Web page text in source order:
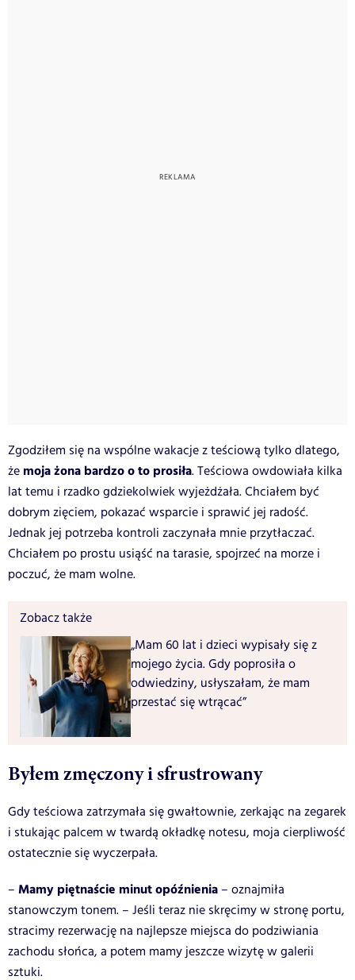
Zgodziłem się na wspólne wakacje z teściową tylko dlatego,
że moja żona bardzo o to prosiła. Teściowa owdowiała kilka
lat temu i rzadko gdziekolwiek wyjeżdżała. Chciałem być
dobrym zięciem, pokazać wsparcie i sprawić jej radość.
Jednak jej potrzeba kontroli zaczynała mnie przytłaczać.
Chciałem po prostu usiąść na tarasie, spojrzeć na morze i
poczuć, że mam wolne.
Zobacz także
„Mam 60 lat i dzieci wypisały się z
mojego życia. Gdy poprosiła o
odwiedziny, usłyszałam, że mam
przestać się wtrącać”
Byłem zmęczony i sfrustrowany
Gdy teściowa zatrzymała się gwałtownie, zerkając na zegarek
i stukając palcem w twardą okładkę notesu, moja cierpliwość
ostatecznie się wyczerpała.
– Mamy piętnaście minut opóźnienia – oznajmiła
stanowczym tonem. – Jeśli teraz nie skręcimy w stronę portu,
stracimy rezerwację na najlepsze miejsca do podziwiania
zachodu słońca, a potem mamy jeszcze wizytę w galerii
sztuki.